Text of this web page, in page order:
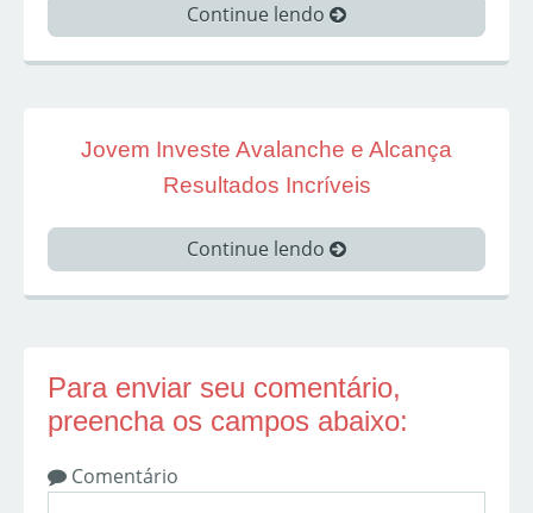
Continue lendo
Jovem Investe Avalanche e Alcança
Resultados Incríveis
Continue lendo
Para enviar seu comentário,
preencha os campos abaixo:
Comentário